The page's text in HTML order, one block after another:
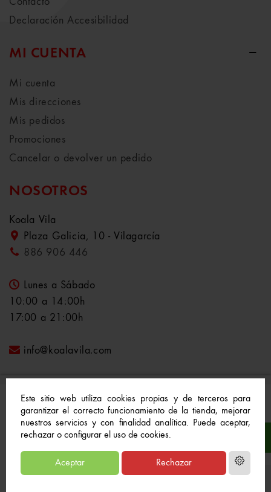
Este sitio web utiliza cookies propias y de terceros para
garantizar el correcto funcionamiento de la tienda, mejorar
nuestros servicios y con finalidad analítica. Puede aceptar,
rechazar o configurar el uso de cookies.
Aceptar Rechazar
Declaración Accesibilidad
MI CUENTA
Mi cuenta
Mis direcciones
Mis pedidos
Promociones
Cancelar o devolver un pedido
NOSOTROS
Koala Vila
Plaza Galicia, 10 - Vilagarcía
886 906 446
Lunes a Sábado
10:00 a 14:00h
17:00 a 21:00h
info@koalavila.com
© 2021-2022 Koala Vila™. Todos los derechos